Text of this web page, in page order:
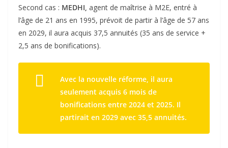
Second cas : MEDHI, agent de maîtrise à M2E, entré à
l’âge de 21 ans en 1995, prévoit de partir à l’âge de 57 ans
en 2029, il aura acquis 37,5 annuités (35 ans de service +
2,5 ans de bonifications).
Avec la nouvelle réforme, il aura
seulement acquis 6 mois de
bonifications entre 2024 et 2025. Il
partirait en 2029 avec 35,5 annuités.